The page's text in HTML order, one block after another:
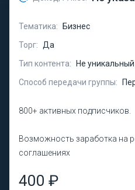
Тематика:
Бизнес
Торг:
Да
Тип контента:
Не
Способ передачи группы:
800+ активных подписчиков.
Возможность заработка на
соглашениях
400 ₽